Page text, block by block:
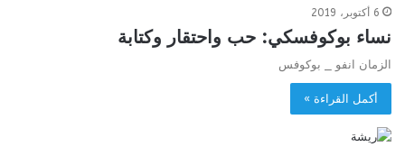
6 أكتوبر، 2019
نساء بوكوفسكي: حب واحتقار وكتابة
الزمان انفو _ بوكوفس
أكمل القراءة »